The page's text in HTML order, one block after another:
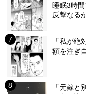
睡眠3時
反撃なる
「私が
額を注ぎ
「元嫁